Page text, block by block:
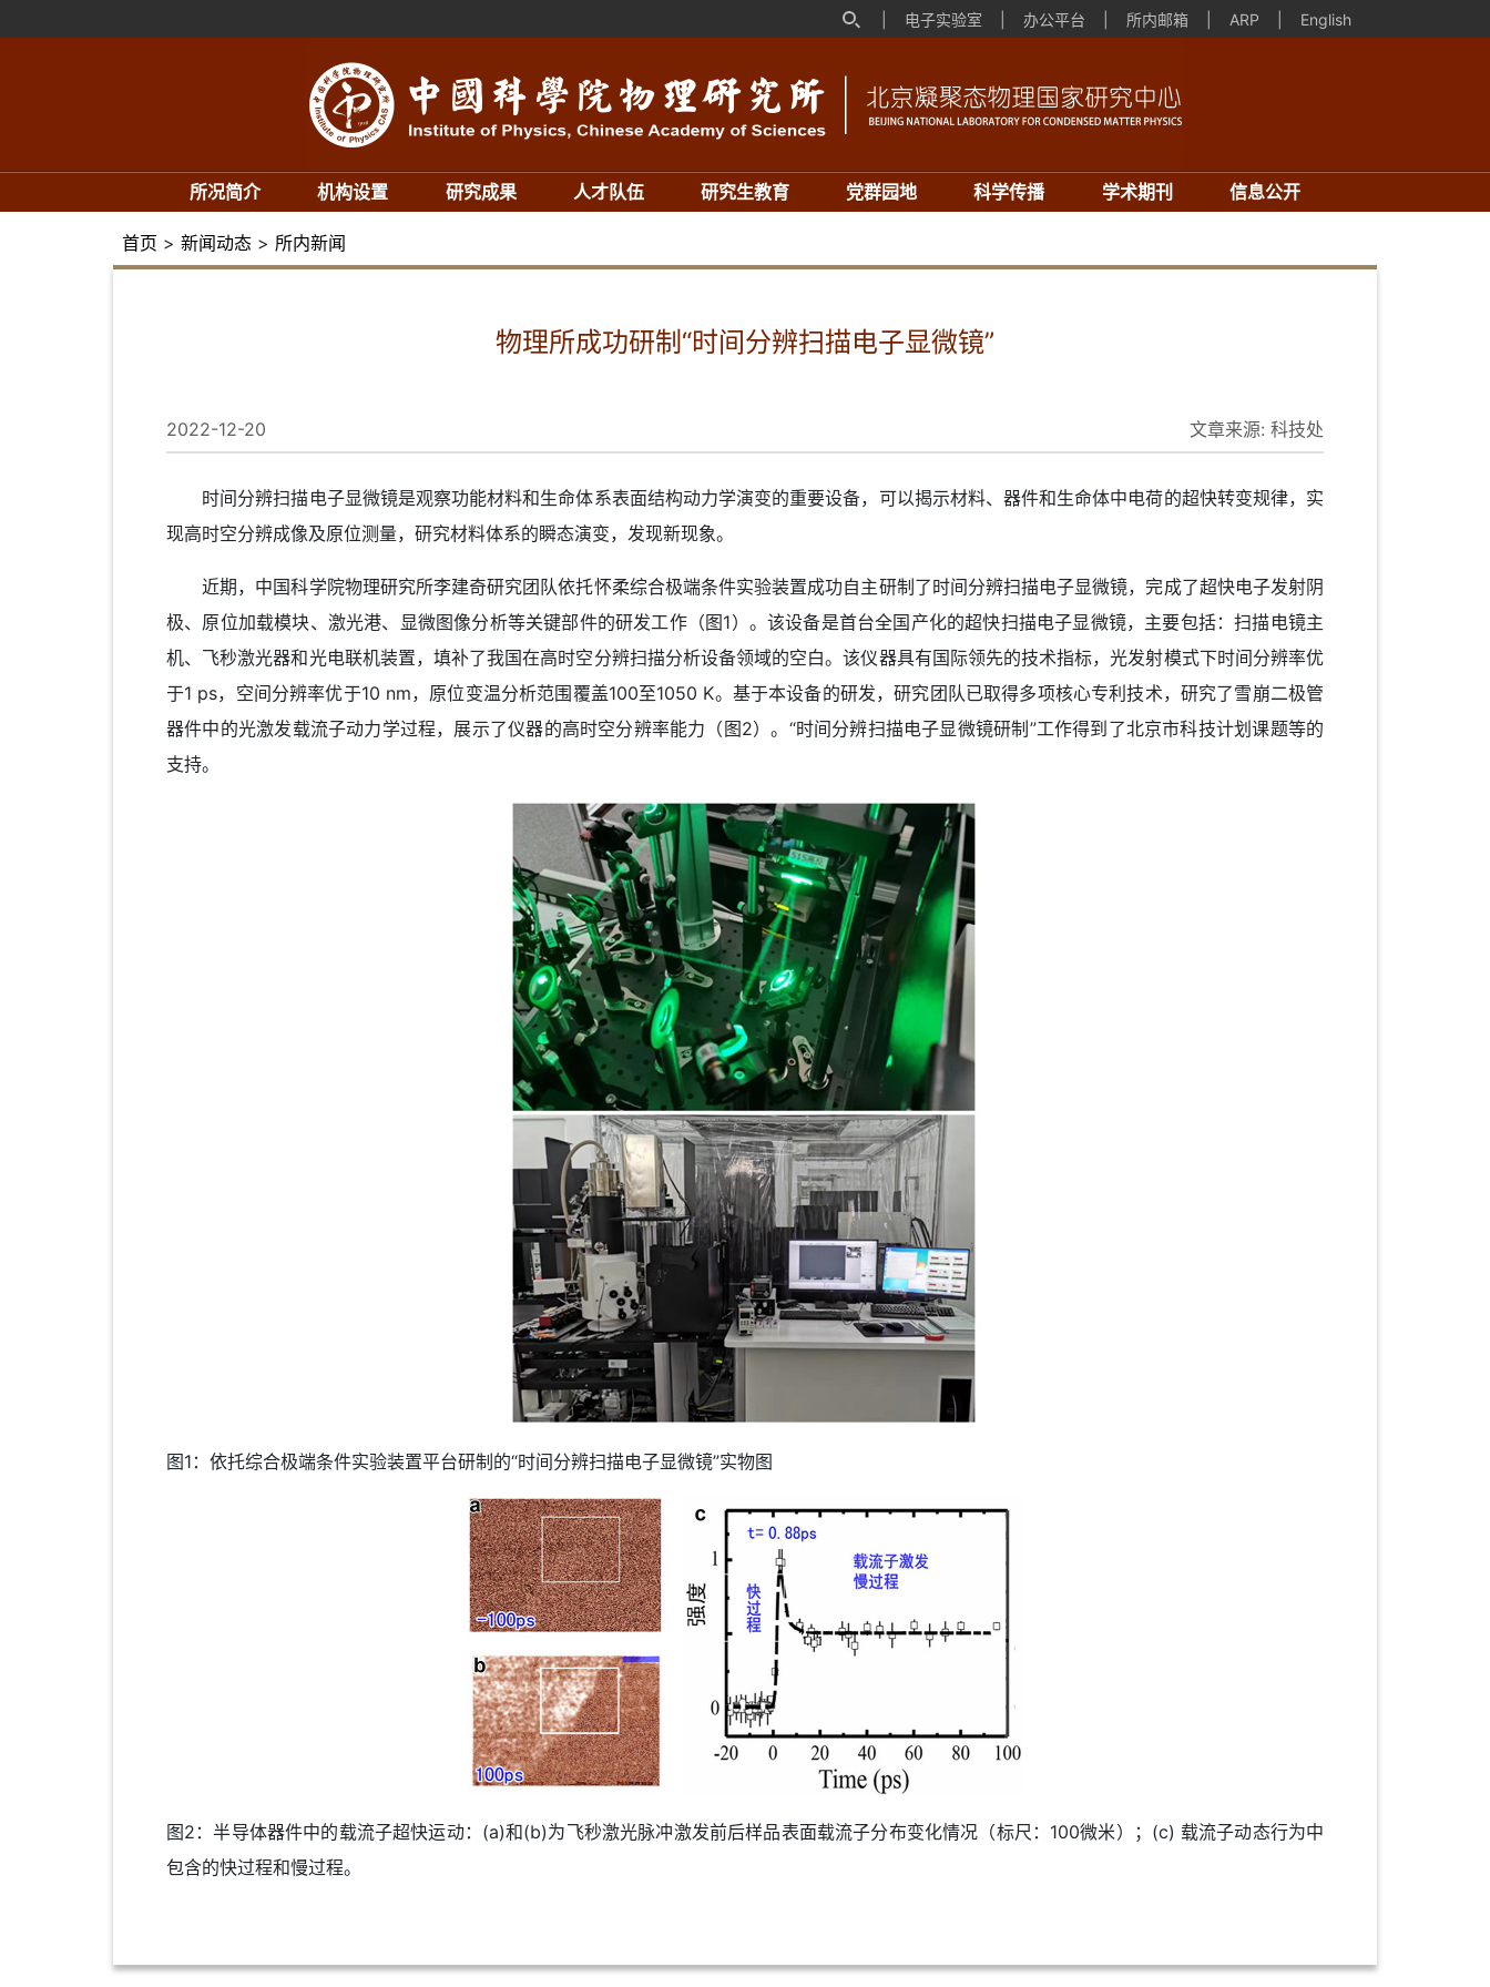
电子实验室 办公平台 所内邮箱 ARP English
所况简介 机构设置 研究成果 人才队伍 研究生教育 党群园地 科学传播 学术期刊 信息公开
首页 > 新闻动态 > 所内新闻
物理所成功研制“时间分辨扫描电子显微镜”
2022-12-20 文章来源: 科技处
时间分辨扫描电子显微镜是观察功能材料和生命体系表面结构动力学演变的重要设备，可以揭示材料、器件和生命体中电荷的超快转变规律，实
现高时空分辨成像及原位测量，研究材料体系的瞬态演变，发现新现象。
近期，中国科学院物理研究所李建奇研究团队依托怀柔综合极端条件实验装置成功自主研制了时间分辨扫描电子显微镜，完成了超快电子发射阴
极、原位加载模块、激光港、显微图像分析等关键部件的研发工作（图1）。该设备是首台全国产化的超快扫描电子显微镜，主要包括：扫描电镜主
机、飞秒激光器和光电联机装置，填补了我国在高时空分辨扫描分析设备领域的空白。该仪器具有国际领先的技术指标，光发射模式下时间分辨率优
于1 ps，空间分辨率优于10 nm，原位变温分析范围覆盖100至1050 K。基于本设备的研发，研究团队已取得多项核心专利技术，研究了雪崩二极管
器件中的光激发载流子动力学过程，展示了仪器的高时空分辨率能力（图2）。“时间分辨扫描电子显微镜研制”工作得到了北京市科技计划课题等的
支持。
图1：依托综合极端条件实验装置平台研制的“时间分辨扫描电子显微镜”实物图
图2：半导体器件中的载流子超快运动：(a)和(b)为飞秒激光脉冲激发前后样品表面载流子分布变化情况（标尺：100微米）；(c) 载流子动态行为中
包含的快过程和慢过程。